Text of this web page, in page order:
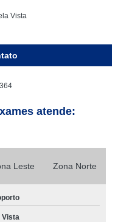
Vista
atende:
Leste Zona Norte
Vista